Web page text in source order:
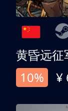
黄昏远征
10%
¥